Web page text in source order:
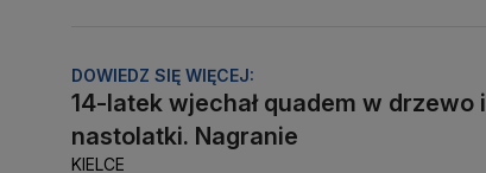
DOWIEDZ SIĘ WIĘCEJ:
14-latek wjechał quadem w drzewo i
nastolatki. Nagranie
KIELCE